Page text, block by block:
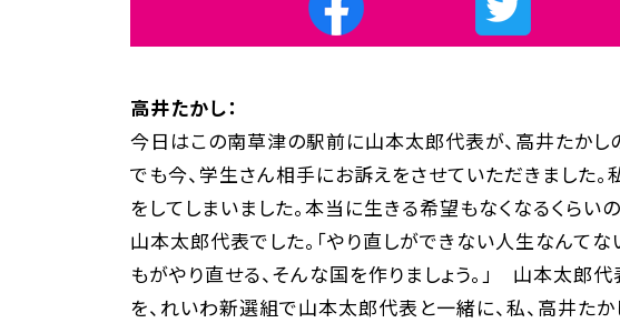
高井たかし：
今日はこの南草津の駅前に山本太郎代表が、高井たかし
でも今、学生さん相手にお訴えをさせていただきました
をしてしまいました。本当に生きる希望もなくなるくら
山本太郎代表でした。「やり直しができない人生なんて
もがやり直せる、そんな国を作りましょう。」 山本太郎
を、れいわ新選組で山本太郎代表と一緒に、私、高井た